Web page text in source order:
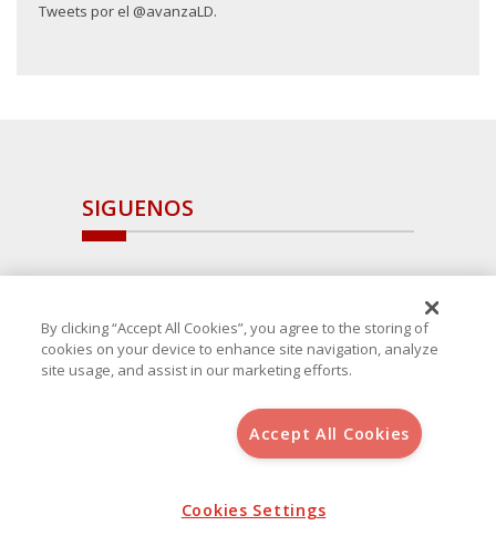
Tweets por el @avanzaLD.
SIGUENOS
, S.L.U.(B-64405731) c/ San Norberto
Aviso Legal
Política de Cookies
By clicking “Accept All Cookies”, you agree to the storing of
cookies on your device to enhance site navigation, analyze
site usage, and assist in our marketing efforts.
Accept All Cookies
Cookies Settings